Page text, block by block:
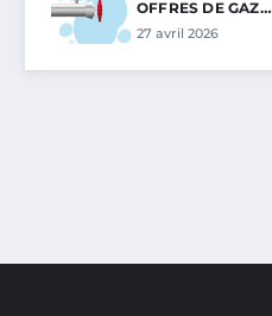
OFFRES DE GAZ…
27 avril 2026